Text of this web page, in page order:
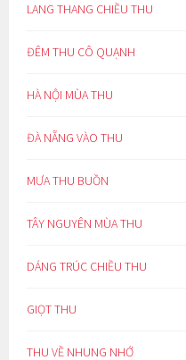
LANG THANG CHIỀU THU
ĐÊM THU CÔ QUẠNH
HÀ NỘI MÙA THU
ĐÀ NẴNG VÀO THU
MƯA THU BUỒN
TÂY NGUYÊN MÙA THU
DÁNG TRÚC CHIỀU THU
GIỌT THU
THU VỀ NHUNG NHỚ